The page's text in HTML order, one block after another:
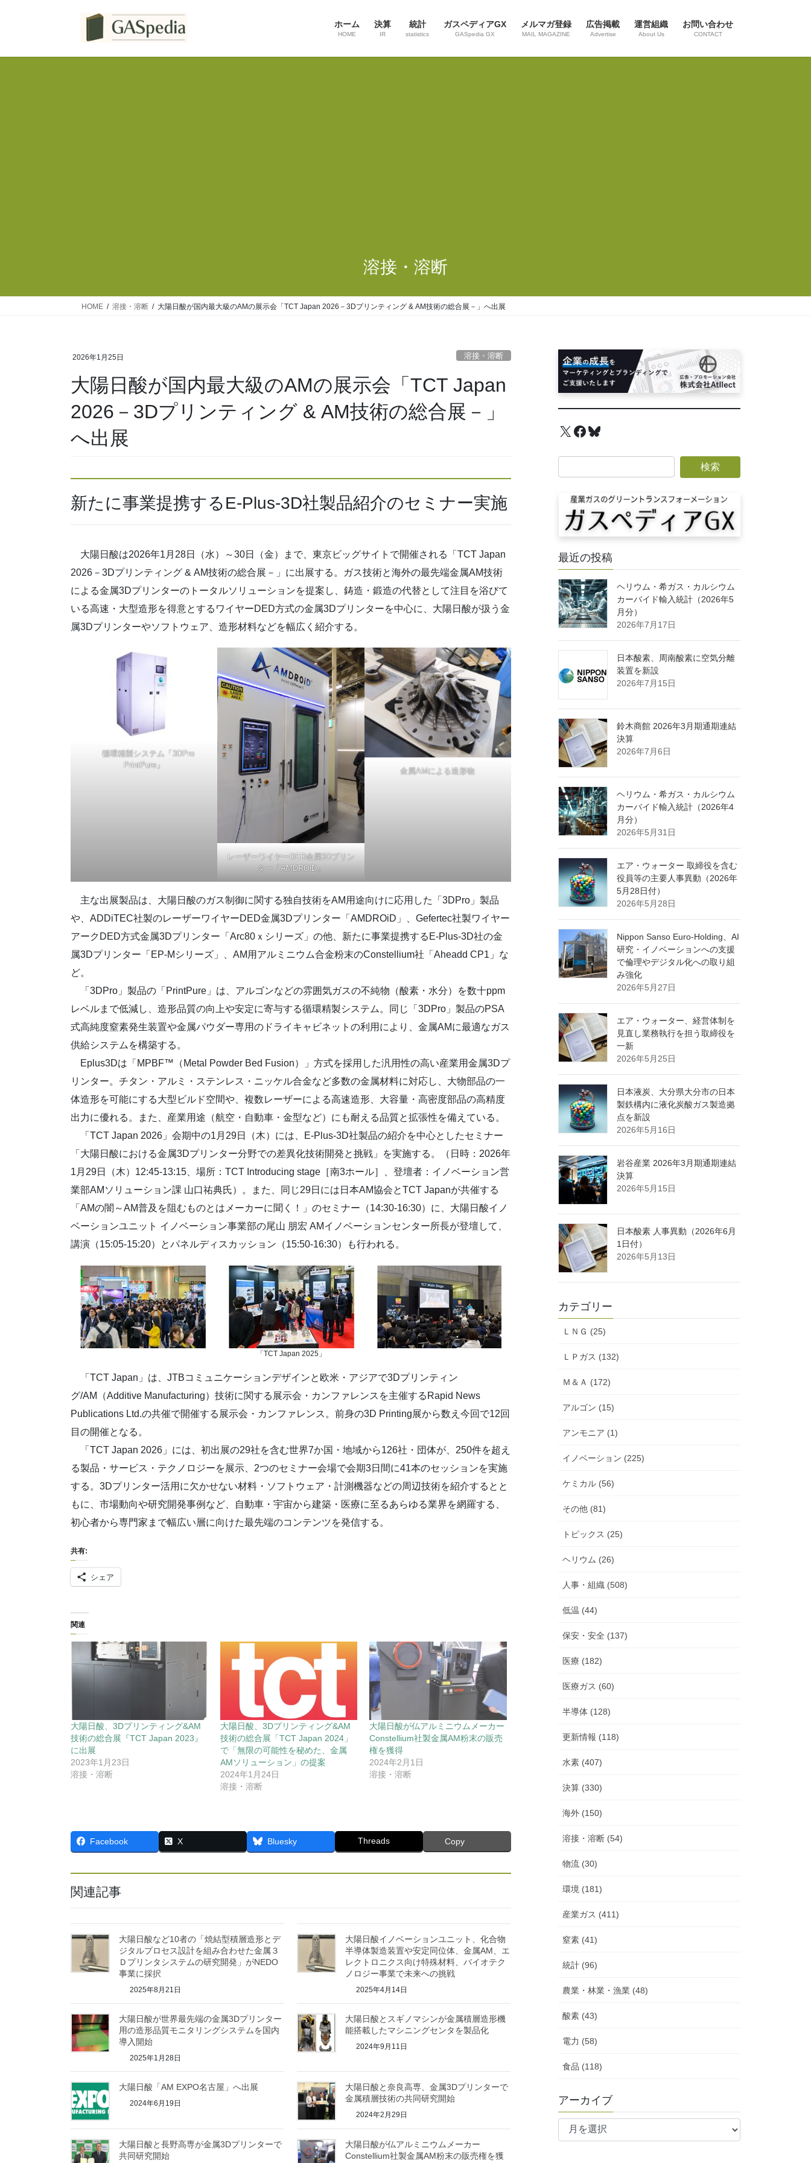
ホーム
HOME
決算
IR
統計
statistics
ガスペディアGX
GASpedia GX
メルマガ登録
MAIL MAGAZINE
広告掲載
Advertise
運営組織
About Us
お問い合わせ
CONTACT
溶接・溶断
HOME 溶接・溶断 大陽日酸が国内最大級のAMの展示会「TCT Japan 2026－3Dプリンティング & AM技術の総合展－」へ出展
2026年1月25日 溶接・溶断
大陽日酸が国内最大級のAMの展示会「TCT Japan
2026－3Dプリンティング & AM技術の総合展－」
へ出展
新たに事業提携するE-Plus-3D社製品紹介のセミナー実施
大陽日酸は2026年1月28日（水）～30日（金）まで、東京ビッグサイトで開催される「TCT Japan
2026－3Dプリンティング & AM技術の総合展－」に出展する。ガス技術と海外の最先端金属AM技術
による金属3Dプリンターのトータルソリューションを提案し、鋳造・鍛造の代替として注目を浴びて
いる高速・大型造形を得意とするワイヤーDED方式の金属3Dプリンターを中心に、大陽日酸が扱う金
属3Dプリンターやソフトウェア、造形材料などを幅広く紹介する。
循環精製システム「3DPro
PrintPure」
レーザーワイヤーDED金属3Dプリン
ター「AMDROiD」
金属AMによる造形物
主な出展製品は、大陽日酸のガス制御に関する独自技術をAM用途向けに応用した「3DPro」製品
や、ADDiTEC社製のレーザーワイヤーDED金属3Dプリンター「AMDROiD」、Gefertec社製ワイヤー
アークDED方式金属3Dプリンター「Arc80ｘシリーズ」の他、新たに事業提携するE-Plus-3D社の金
属3Dプリンター「EP-Mシリーズ」、AM用アルミニウム合金粉末のConstellium社「Aheadd CP1」な
ど。
「3DPro」製品の「PrintPure」は、アルゴンなどの雰囲気ガスの不純物（酸素・水分）を数十ppm
レベルまで低減し、造形品質の向上や安定に寄与する循環精製システム。同じ「3DPro」製品のPSA
式高純度窒素発生装置や金属パウダー専用のドライキャビネットの利用により、金属AMに最適なガス
供給システムを構築する。
Eplus3Dは「MPBF™（Metal Powder Bed Fusion）」方式を採用した汎用性の高い産業用金属3Dプ
リンター。チタン・アルミ・ステンレス・ニッケル合金など多数の金属材料に対応し、大物部品の一
体造形を可能にする大型ビルド空間や、複数レーザーによる高速造形、大容量・高密度部品の高精度
出力に優れる。また、産業用途（航空・自動車・金型など）にも耐える品質と拡張性を備えている。
「TCT Japan 2026」会期中の1月29日（木）には、E-Plus-3D社製品の紹介を中心としたセミナー
「大陽日酸における金属3Dプリンター分野での差異化技術開発と挑戦」を実施する。（日時：2026年
1月29日（木）12:45-13:15、場所：TCT Introducing stage［南3ホール］、登壇者：イノベーション営
業部AMソリューション課 山口祐典氏）。また、同じ29日には日本AM協会とTCT Japanが共催する
「AMの闇～AM普及を阻むものとはメーカーに聞く！」のセミナー（14:30-16:30）に、大陽日酸イノ
ベーションユニット イノベーション事業部の尾山 朋宏 AMイノベーションセンター所長が登壇して、
講演（15:05-15:20）とパネルディスカッション（15:50-16:30）も行われる。
「TCT Japan 2025」
「TCT Japan」は、JTBコミュニケーションデザインと欧米・アジアで3Dプリンティン
グ/AM（Additive Manufacturing）技術に関する展示会・カンファレンスを主催するRapid News
Publications Ltd.の共催で開催する展示会・カンファレンス。前身の3D Printing展から数え今回で12回
目の開催となる。
「TCT Japan 2026」には、初出展の29社を含む世界7か国・地域から126社・団体が、250件を超え
る製品・サービス・テクノロジーを展示、2つのセミナー会場で会期3日間に41本のセッションを実施
する。3Dプリンター活用に欠かせない材料・ソフトウェア・計測機器などの周辺技術を紹介するとと
もに、市場動向や研究開発事例など、自動車・宇宙から建築・医療に至るあらゆる業界を網羅する、
初心者から専門家まで幅広い層に向けた最先端のコンテンツを発信する。
共有:
シェア
関連
大陽日酸、3Dプリンティング&AM
技術の総合展『TCT Japan 2023』
に出展
2023年1月23日
溶接・溶断
大陽日酸、3Dプリンティング&AM
技術の総合展「TCT Japan 2024」
で「無限の可能性を秘めた、金属
AMソリューション」の提案
2024年1月24日
溶接・溶断
大陽日酸が仏アルミニウムメーカー
Constellium社製金属AM粉末の販売
権を獲得
2024年2月1日
溶接・溶断
Facebook X Bluesky Threads Copy
関連記事
大陽日酸など10者の「焼結型積層造形とデ
ジタルプロセス設計を組み合わせた金属３
Ｄプリンタシステムの研究開発」がNEDO
事業に採択
2025年8月21日
大陽日酸イノベーションユニット、化合物
半導体製造装置や安定同位体、金属AM、エ
レクトロニクス向け特殊材料、バイオテク
ノロジー事業で未来への挑戦
2025年4月14日
大陽日酸が世界最先端の金属3Dプリンター
用の造形品質モニタリングシステムを国内
導入開始
2025年1月28日
大陽日酸とスギノマシンが金属積層造形機
能搭載したマシニングセンタを製品化
2024年9月11日
大陽日酸「AM EXPO名古屋」へ出展
2024年6月19日
大陽日酸と奈良高専、金属3Dプリンターで
金属積層技術の共同研究開始
2024年2月29日
大陽日酸と長野高専が金属3Dプリンターで
共同研究開始
大陽日酸が仏アルミニウムメーカー
Constellium社製金属AM粉末の販売権を獲
X Facebook
Bluesky
最近の投稿
ヘリウム・希ガス・カルシウム
カーバイド輸入統計（2026年5
月分）
2026年7月17日
日本酸素、周南酸素に空気分離
装置を新設
2026年7月15日
鈴木商館 2026年3月期通期連結
決算
2026年7月6日
ヘリウム・希ガス・カルシウム
カーバイド輸入統計（2026年4
月分）
2026年5月31日
エア・ウォーター 取締役を含む
役員等の主要人事異動（2026年
5月28日付）
2026年5月28日
Nippon Sanso Euro-Holding、AI
研究・イノベーションへの支援
で倫理やデジタル化への取り組
み強化
2026年5月27日
エア・ウォーター、経営体制を
見直し業務執行を担う取締役を
一新
2026年5月25日
日本液炭、大分県大分市の日本
製鉄構内に液化炭酸ガス製造拠
点を新設
2026年5月16日
岩谷産業 2026年3月期通期連結
決算
2026年5月15日
日本酸素 人事異動（2026年6月
1日付）
2026年5月13日
カテゴリー
ＬＮＧ (25)
ＬＰガス (132)
Ｍ＆Ａ (172)
アルゴン (15)
アンモニア (1)
イノベーション (225)
ケミカル (56)
その他 (81)
トピックス (25)
ヘリウム (26)
人事・組織 (508)
低温 (44)
保安・安全 (137)
医療 (182)
医療ガス (60)
半導体 (128)
更新情報 (118)
水素 (407)
決算 (330)
海外 (150)
溶接・溶断 (54)
物流 (30)
環境 (181)
産業ガス (411)
窒素 (41)
統計 (96)
農業・林業・漁業 (48)
酸素 (43)
電力 (58)
食品 (118)
アーカイブ
ア